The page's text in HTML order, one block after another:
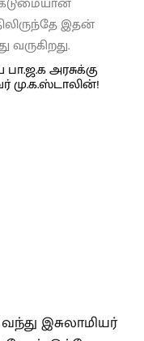
இதன்
வருகிறது.
இசுலாமியர்